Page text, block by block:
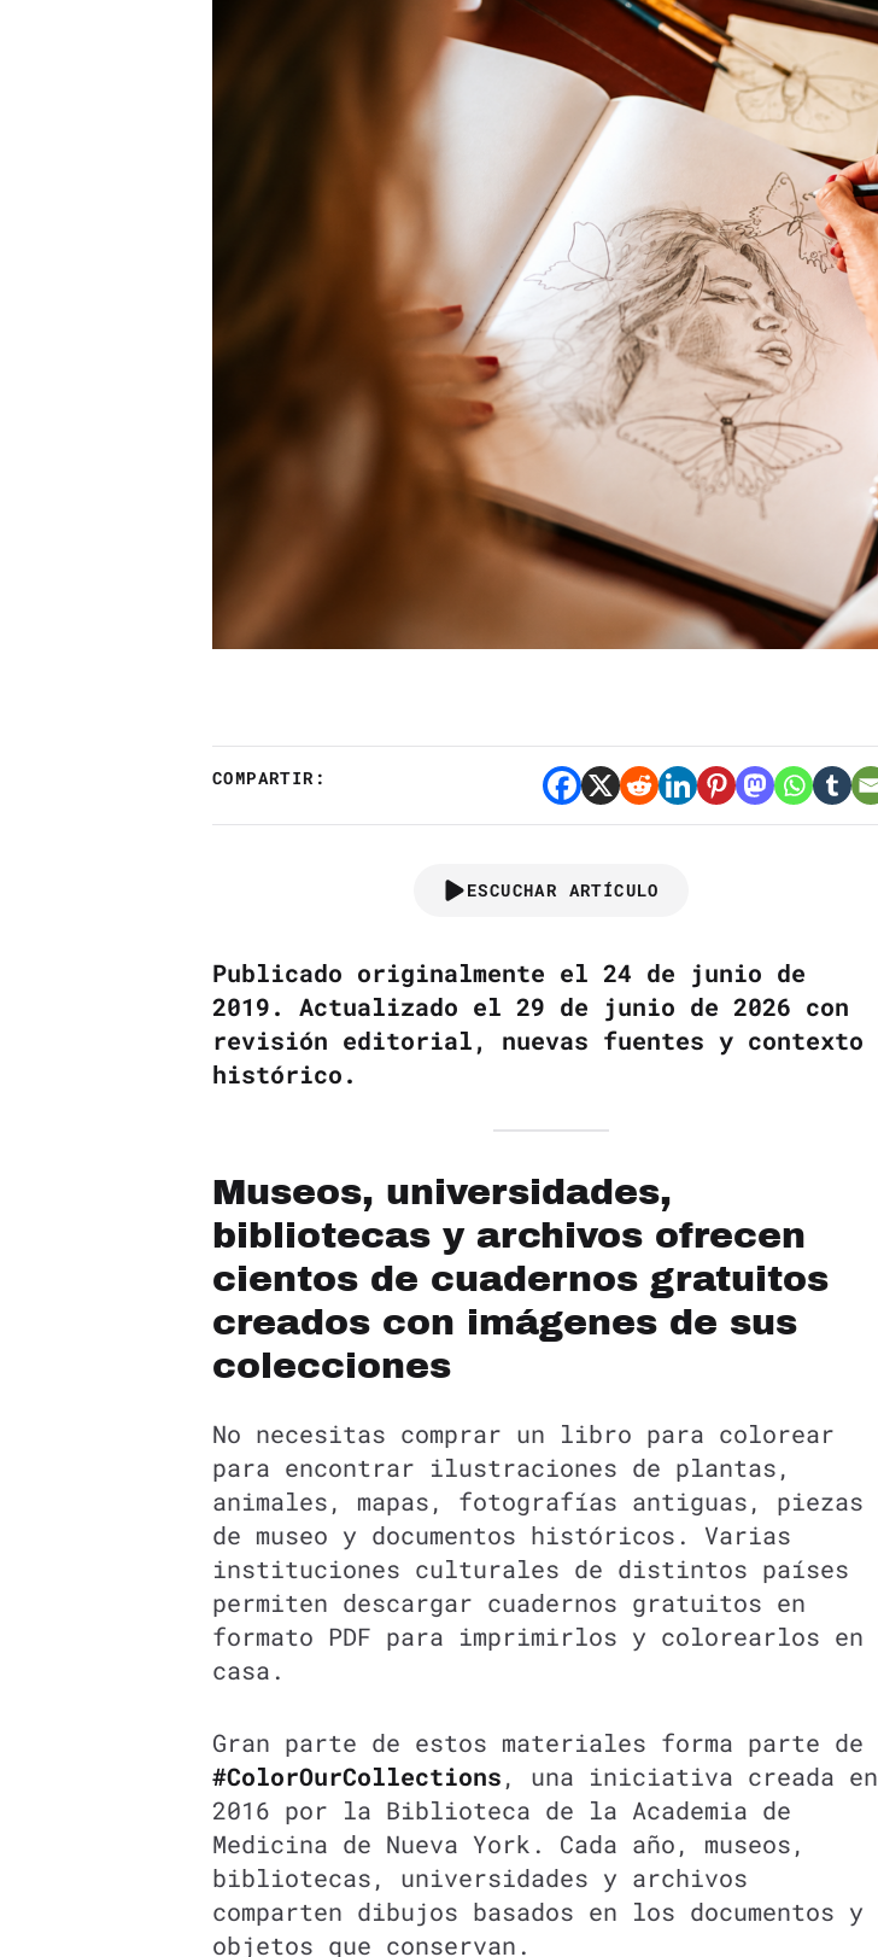
COMPARTIR:
ESCUCHAR ARTÍCULO
Publicado originalmente el 24 de junio de
2019. Actualizado el 29 de junio de 2026 con
revisión editorial, nuevas fuentes y contexto
histórico.
Museos, universidades,
bibliotecas y archivos ofrecen
cientos de cuadernos gratuitos
creados con imágenes de sus
colecciones
No necesitas comprar un libro para colorear
para encontrar ilustraciones de plantas,
animales, mapas, fotografías antiguas, piezas
de museo y documentos históricos. Varias
instituciones culturales de distintos países
permiten descargar cuadernos gratuitos en
formato PDF para imprimirlos y colorearlos en
casa.
Gran parte de estos materiales forma parte de
#ColorOurCollections, una iniciativa creada en
2016 por la Biblioteca de la Academia de
Medicina de Nueva York. Cada año, museos,
bibliotecas, universidades y archivos
comparten dibujos basados en los documentos y
objetos que conservan.